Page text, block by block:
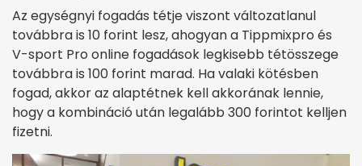
Az egységnyi fogadás tétje viszont változatlanul
továbbra is 10 forint lesz, ahogyan a Tippmixpro és
V-sport Pro online fogadások legkisebb tétösszege
továbbra is 100 forint marad. Ha valaki kötésben
fogad, akkor az alaptétnek kell akkorának lennie,
hogy a kombináció után legalább 300 forintot kelljen
fizetni.